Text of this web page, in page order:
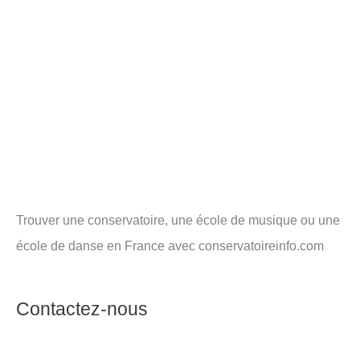
Trouver une conservatoire, une école de musique ou une
école de danse en France avec conservatoireinfo.com
Contactez-nous